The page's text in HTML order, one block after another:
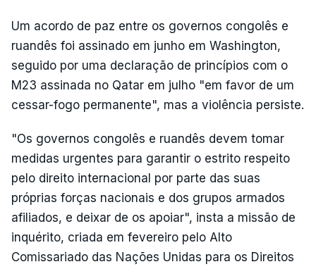
Um acordo de paz entre os governos congolês e
ruandês foi assinado em junho em Washington,
seguido por uma declaração de princípios com o
M23 assinada no Qatar em julho "em favor de um
cessar-fogo permanente", mas a violência persiste.
"Os governos congolês e ruandês devem tomar
medidas urgentes para garantir o estrito respeito
pelo direito internacional por parte das suas
próprias forças nacionais e dos grupos armados
afiliados, e deixar de os apoiar", insta a missão de
inquérito, criada em fevereiro pelo Alto
Comissariado das Nações Unidas para os Direitos